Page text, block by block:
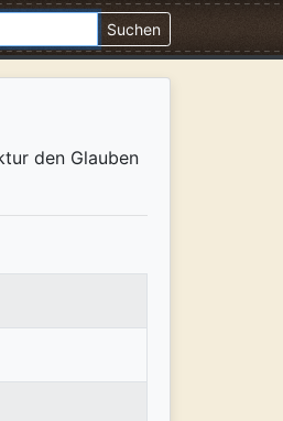
Suchen
den Glauben